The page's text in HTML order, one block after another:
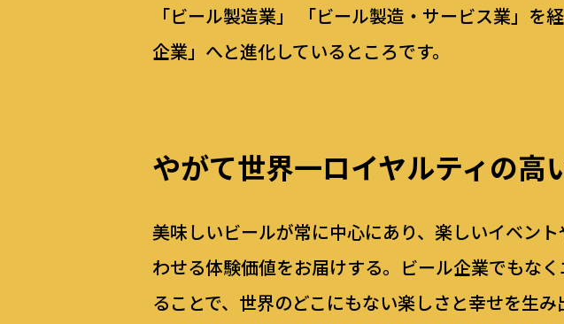
「ビール製造業」 「ビール製造・サービス業」
企業」へと進化しているところです。
やがて世界一ロイヤルティの高
美味しいビールが常に中心にあり、楽しいイベン
わせる体験価値をお届けする。ビール企業でもな
ることで、世界のどこにもない楽しさと幸せを生